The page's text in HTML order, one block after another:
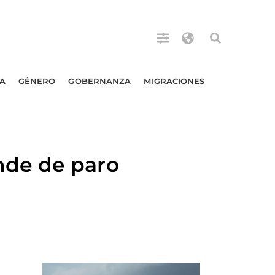
GÉNERO GOBERNANZA MIGRACIONES
de paro